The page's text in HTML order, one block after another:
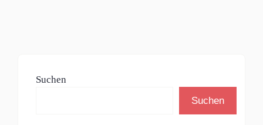
Suchen
Suchen